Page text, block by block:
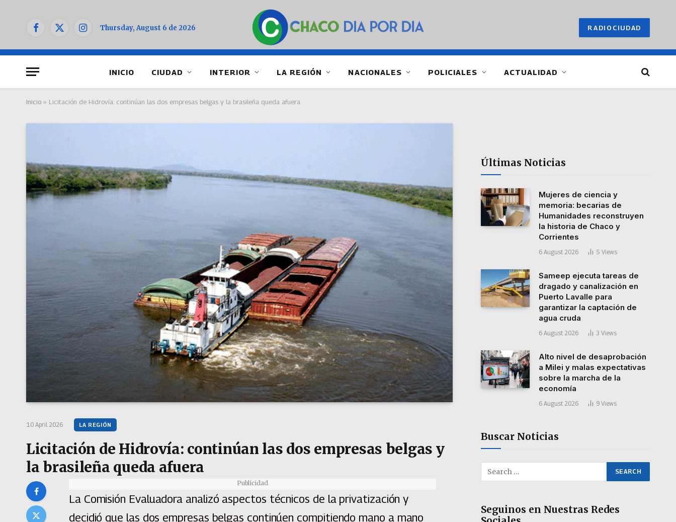
Facebook
X
InstagramThursday, August 6 de 2026 RADIOCIUDAD
INICIO CIUDAD INTERIOR LA REGIÓN NACIONALES POLICIALES ACTUALIDAD
Inicio » Licitación de Hidrovía: continúan las dos empresas belgas y la brasileña queda afuera
10 April 2026 LA REGIÓN
Licitación de Hidrovía: continúan las dos empresas belgas y
la brasileña queda afuera
Publicidad
La Comisión Evaluadora analizó aspectos técnicos de la privatización y
decidió que las dos empresas belgas continúen compitiendo mano a mano
Últimas Noticias
Mujeres de ciencia y
memoria: becarias de
Humanidades reconstruyen
la historia de Chaco y
Corrientes
6 August 2026 5 Views
Sameep ejecuta tareas de
dragado y canalización en
Puerto Lavalle para
garantizar la captación de
agua cruda
6 August 2026 3 Views
Alto nivel de desaprobación
a Milei y malas expectativas
sobre la marcha de la
economía
6 August 2026 9 Views
Buscar Noticias
Seguinos en Nuestras Redes